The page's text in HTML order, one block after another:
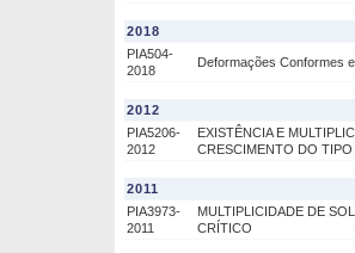
2018
PIA504-
2018
Deformações Conformes
2012
PIA5206-
2012
EXISTÊNCIA E
CRESCIMENTO DO
2011
PIA3973-
2011
MULTIPLICIDADE DE
CRÍTICO